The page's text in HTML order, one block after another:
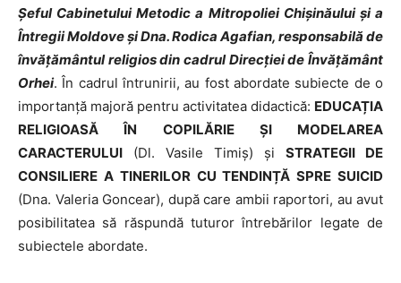
Șeful Cabinetului Metodic a Mitropoliei Chișinăului și a
Întregii Moldove și Dna. Rodica Agafian, responsabilă de
învățământul religios din cadrul Direcției de Învățământ
Orhei. În cadrul întrunirii, au fost abordate subiecte de o
importanță majoră pentru activitatea didactică: EDUCAȚIA
RELIGIOASĂ ÎN COPILĂRIE ȘI MODELAREA
CARACTERULUI (Dl. Vasile Timiș) și STRATEGII DE
CONSILIERE A TINERILOR CU TENDINȚĂ SPRE SUICID
(Dna. Valeria Goncear), după care ambii raportori, au avut
posibilitatea să răspundă tuturor întrebărilor legate de
subiectele abordate.